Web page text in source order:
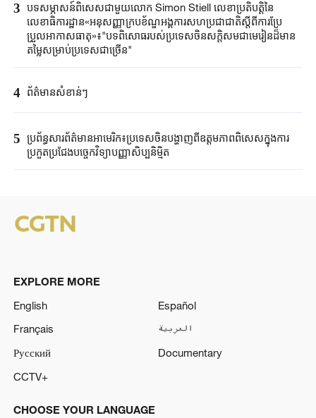
3 បទសម្ភាសន៍ពិសេសជាមួយលោក Simon Stiell លេខាប្រតិបតិ្តនៃ
លេខាធិការដ្ឋាន«អនុសញ្ញាក្របខ័ណ្ឌអង្គការសហប្រជាជាតិស្តីពីការប្រែ
ប្រួលអាកាសធាតុ»៖"បទពិសោធរបស់ប្រទេសចិនសក្តិសមជាមេរៀនដ៏មាន
តម្លៃសម្រាប់ប្រទេសជាច្រើន"
4 ព័ត៌មានសំខាន់ៗ
5 ប្រព័ន្ធសារព័ត៌មានអាមេរិក៖ប្រទេសចិនបង្ហាញពីឧត្តមភាពពិសេសក្នុងការ
ប្រកួតប្រជែងបច្ចេកវិទ្យាបញ្ញាសិប្បនិម្មិត
EXPLORE MORE
English
Español
Français
العربية
Русский
Documentary
CCTV+
CHOOSE YOUR LANGUAGE